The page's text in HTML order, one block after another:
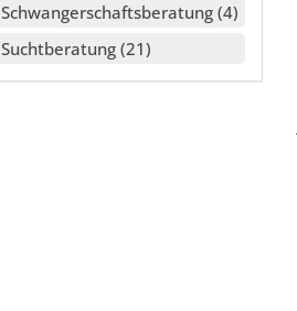
Schwangerschaftsberatung 4
Suchtberatung 21